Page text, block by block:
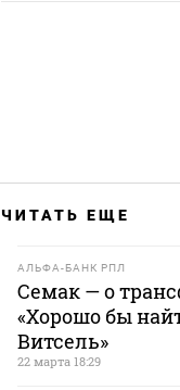
ЧИТАТЬ ЕЩЕ
АЛЬФА-БАНК РПЛ
Семак — о
«Хорошо бы
Витсель»
22 марта 18:29